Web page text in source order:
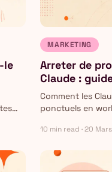
le
MARKETING
Arreter de
Claude :
Comment les
ponctuels en
prets a installer.
10 min read · 20